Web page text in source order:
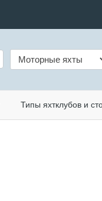
Типы яхтклубов и